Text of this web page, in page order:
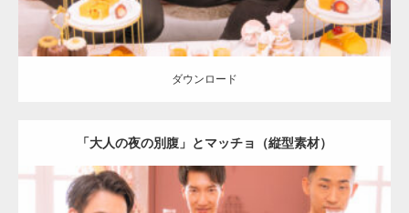
ダウンロード
「大人の夜の別腹」とマッチョ（縦型素材）